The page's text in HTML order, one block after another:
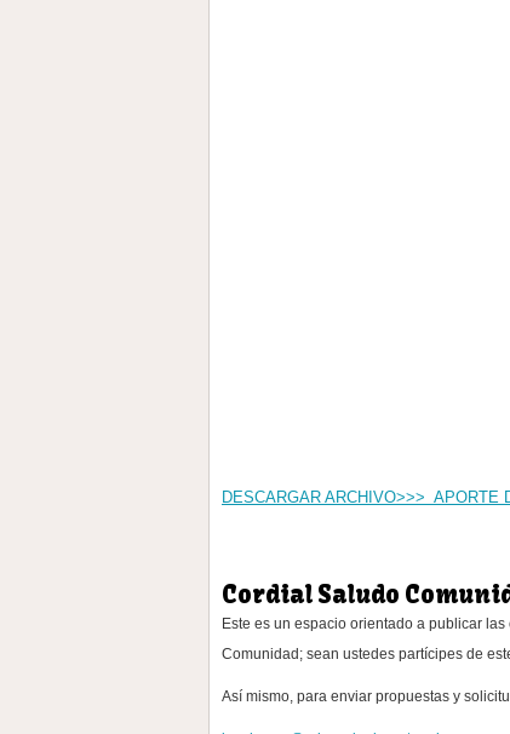
DESCARGAR ARCHIVO>>> APORTE
Cordial Saludo
Este es un espacio orientado a publicar
Comunidad; sean ustedes partícipes de
Así mismo, para enviar propuestas y